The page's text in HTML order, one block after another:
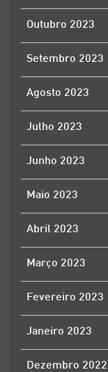
Outubro 2023
Setembro 2023
Agosto 2023
Julho 2023
Junho 2023
Maio 2023
Abril 2023
Março 2023
Fevereiro 2023
Janeiro 2023
Dezembro 2022